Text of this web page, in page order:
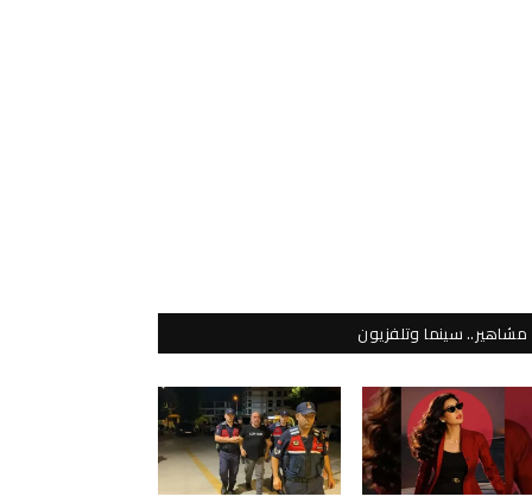
مشاهير.. سينما وتلفزيون